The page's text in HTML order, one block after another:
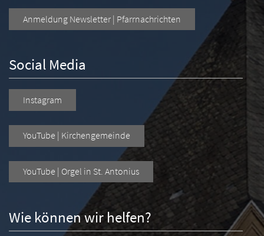
Wie können wir helfen?
Anmeldung Newsletter | Pfarrnachrichten
Social Media
Instagram
YouTube | Kirchengemeinde
YouTube | Orgel in St. Antonius